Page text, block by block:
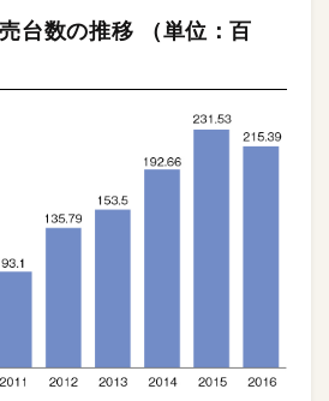
台数の推移 （単位：百